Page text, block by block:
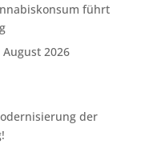
führt
2026
der